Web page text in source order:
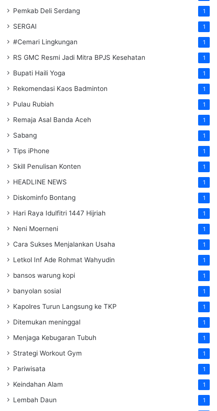
Pemkab Deli Serdang 1
SERGAI 1
#Cemari Lingkungan 1
RS GMC Resmi Jadi Mitra BPJS Kesehatan 1
Bupati Haili Yoga 1
Rekomendasi Kaos Badminton 1
Pulau Rubiah 1
Remaja Asal Banda Aceh 1
Sabang 1
Tips iPhone 1
Skill Penulisan Konten 1
HEADLINE NEWS 1
Diskominfo Bontang 1
Hari Raya Idulfitri 1447 Hijriah 1
Neni Moerneni 1
Cara Sukses Menjalankan Usaha 1
Letkol Inf Ade Rohmat Wahyudin 1
bansos warung kopi 1
banyolan sosial 1
Kapolres Turun Langsung ke TKP 1
Ditemukan meninggal 1
Menjaga Kebugaran Tubuh 1
Strategi Workout Gym 1
Pariwisata 1
Keindahan Alam 1
Lembah Daun 1